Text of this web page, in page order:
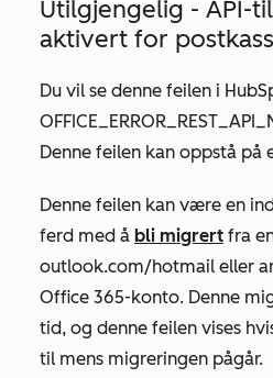
Utilgjengelig - API-
aktivert for
Du vil se denne feilen i
Denne feilen kan oppstå på
Denne feilen kan være en
ferd med å bli migrert fra
outlook.com/hotmail eller
Office 365-konto. Denne
tid, og denne feilen vises
til mens migreringen pågår.